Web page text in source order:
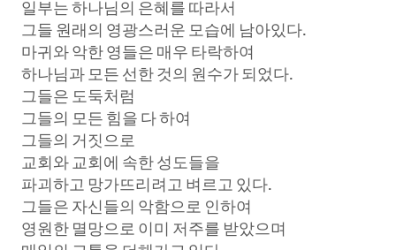
일부는 하나님의 은혜를 따라서
그들 원래의 영광스러운 모습에 남아있다.
마귀와 악한 영들은 매우 타락하여
하나님과 모든 선한 것의 원수가 되었다.
그들은 도둑처럼
그들의 모든 힘을 다 하여
그들의 거짓으로
교회와 교회에 속한 성도들을
파괴하고 망가뜨리려고 벼르고 있다.
그들은 자신들의 악함으로 인하여
영원한 멸망으로 이미 저주를 받았으며